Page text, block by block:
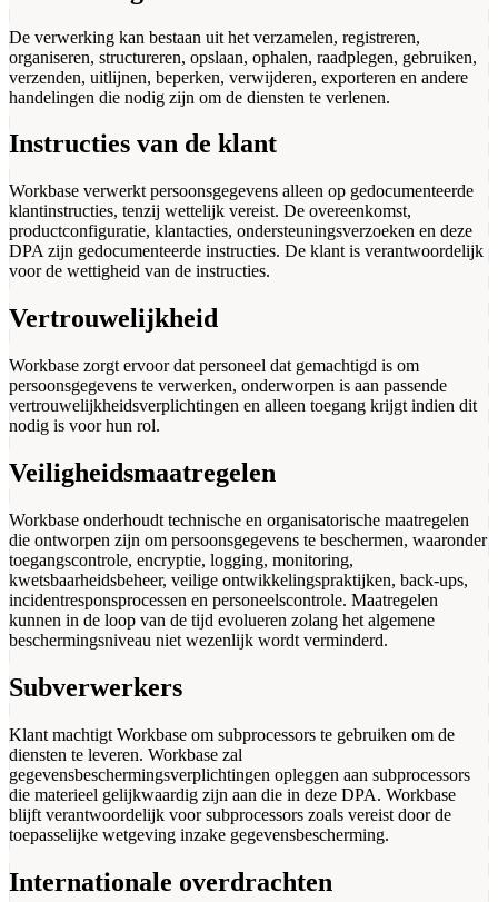
De verwerking kan bestaan uit het verzamelen, registreren,
organiseren, structureren, opslaan, ophalen, raadplegen, gebruiken,
verzenden, uitlijnen, beperken, verwijderen, exporteren en andere
handelingen die nodig zijn om de diensten te verlenen.
Instructies van de klant
Workbase verwerkt persoonsgegevens alleen op gedocumenteerde
klantinstructies, tenzij wettelijk vereist. De overeenkomst,
productconfiguratie, klantacties, ondersteuningsverzoeken en deze
DPA zijn gedocumenteerde instructies. De klant is verantwoordelijk
voor de wettigheid van de instructies.
Vertrouwelijkheid
Workbase zorgt ervoor dat personeel dat gemachtigd is om
persoonsgegevens te verwerken, onderworpen is aan passende
vertrouwelijkheidsverplichtingen en alleen toegang krijgt indien dit
nodig is voor hun rol.
Veiligheidsmaatregelen
Workbase onderhoudt technische en organisatorische maatregelen
die ontworpen zijn om persoonsgegevens te beschermen, waaronder
toegangscontrole, encryptie, logging, monitoring,
kwetsbaarheidsbeheer, veilige ontwikkelingspraktijken, back-ups,
incidentresponsprocessen en personeelscontrole. Maatregelen
kunnen in de loop van de tijd evolueren zolang het algemene
beschermingsniveau niet wezenlijk wordt verminderd.
Subverwerkers
Klant machtigt Workbase om subprocessors te gebruiken om de
diensten te leveren. Workbase zal
gegevensbeschermingsverplichtingen opleggen aan subprocessors
die materieel gelijkwaardig zijn aan die in deze DPA. Workbase
blijft verantwoordelijk voor subprocessors zoals vereist door de
toepasselijke wetgeving inzake gegevensbescherming.
Internationale overdrachten